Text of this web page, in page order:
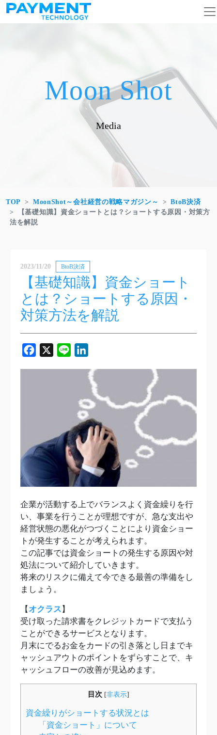
コンテンツへスキップ
メインナビゲーション
Moon Shot
Media
TOP MoonShot～会社経営の戦略マガジン～
BtoB決済
【基礎知識】資金ショートとは？ショートする原因・対策方
法を解説
2023/11/20 BtoB決済
【基礎知識】資金ショート
とは？ショートする原因・
対策方法を解説
Facebook
X Line
企業が活動する上でバランスよく資金繰りを行
い、事業を行うことが理想ですが、急な支出や
経営状態の悪化がつづくことにより資金ショー
トが発生することが考えられます。
この記事では資金ショートの発生する原因や対
処法について紹介していきます。
将来のリスクに備えて今できる最善の準備をし
ましょう。
【 オクラス 】
受け取った請求書をクレジットカードで支払う
ことができるサービスとなります。
月末にでるお金をカードの引き落とし日までキ
ャッシュアウトのポイントをずらすことで、キ
ャッシュフローの改善が見込めます。
目次 [非表示]
資金繰りがショートする状況とは
「資金ショート」について